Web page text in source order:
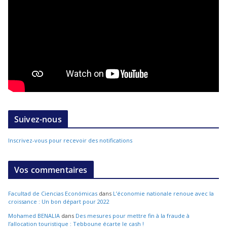
Suivez-nous
Inscrivez-vous pour recevoir des notifications
Vos commentaires
Facultad de Ciencias Económicas dans L’économie nationale renoue avec la
croissance : Un bon départ pour 2022
Mohamed BENALIA dans Des mesures pour mettre fin à la fraude à
l’allocation touristique : Tebboune écarte le cash !